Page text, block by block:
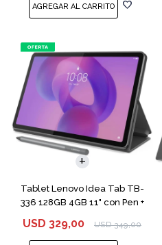
Tablet Lenovo Idea Tab TB-
336 128GB 4GB 11" con Pen +
USD 329,00 USD 349,00